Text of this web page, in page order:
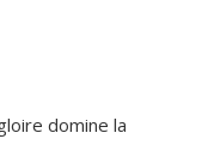
domine la